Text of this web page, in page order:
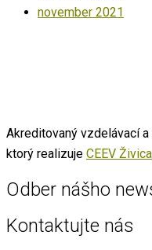
november 2021
Akreditovaný vzdelávací
ktorý realizuje CEEV Živica
Odber nášho
Kontaktujte nás